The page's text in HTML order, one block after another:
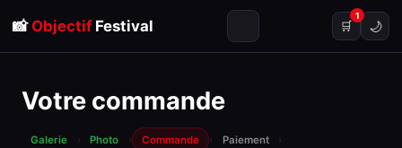
📸 ObjectifFestival 🛒
1
🌙
Votre commande
Galerie › Photo › Commande › Paiement
›